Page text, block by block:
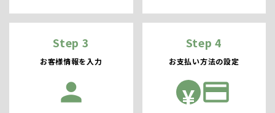
Step 3
お客様情報を入力
person
Step 4
お支払い方法の設定
¥ credit_card